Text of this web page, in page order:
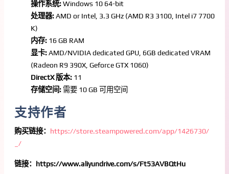
操作系统:Windows 10 64-bit
处理器:AMD or Intel, 3.3 GHz (AMD R3 3100, Intel i7 7700
K)
内存: 16 GB RAM
显卡:AMD/NVIDIA dedicated GPU, 6GB dedicated VRAM
(Radeon R9 390X, Geforce GTX 1060)
DirectX 版本: 11
存储空间: 需要 10 GB 可用空间
支持作者
购买链接： https://store.steampowered.com/app/1426730/
_/
链接：https://www.aliyundrive.com/s/Ft53AVBQtHu